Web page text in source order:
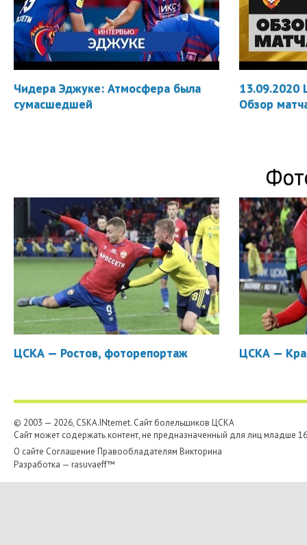
Чидера Эджуке: Атмосфера была
сумасшедшей
13.09.2020
Обзор
ЦСКА — Ростов, фоторепортаж ЦСКА —
© 2003 — 2026, CSKA.INternet. Cайт болельщиков ЦСКА
Сайт может содержать контент, не предназначенный для лиц младше
О сайте Соглашение Правообладателям Викторина
Разработка — rasuvaeff™